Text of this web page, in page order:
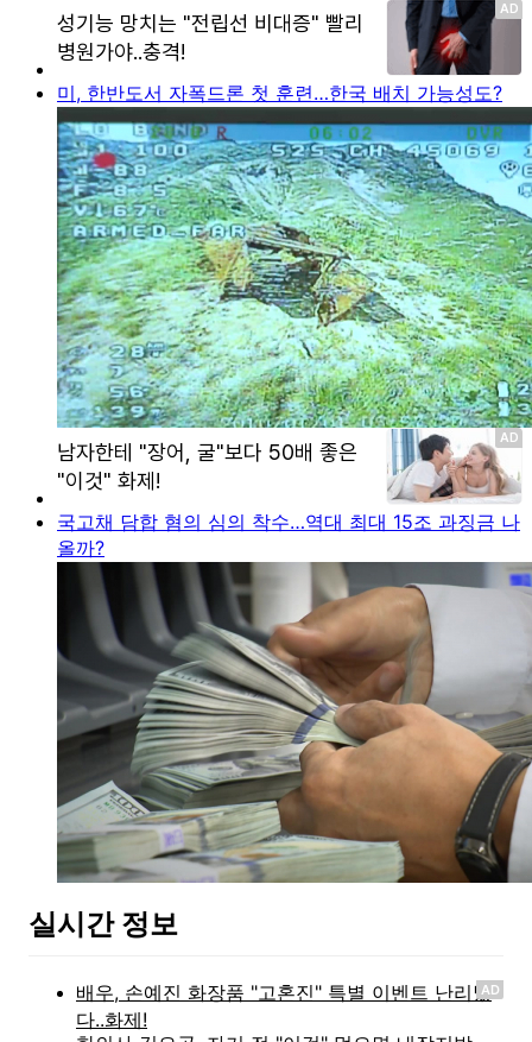
미, 한반도서 자폭드론 첫 훈련…한국 배치 가능성도?
국고채 담합 혐의 심의 착수…역대 최대 15조 과징금 나
올까?
실시간 정보
AD